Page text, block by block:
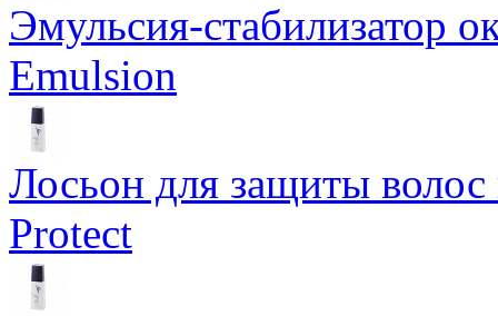
Эмульсия-стабилизатор
Emulsion
Лосьон для защиты
Protect